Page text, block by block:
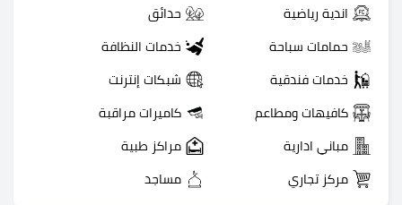
اندية رياضية حدائق
حمامات سباحة خدمات النظافة
خدمات فندقية شبكات إنترنت
كافيهات ومطاعم كاميرات مراقبة
مباني ادارية مراكز طبية
مركز تجاري مساجد